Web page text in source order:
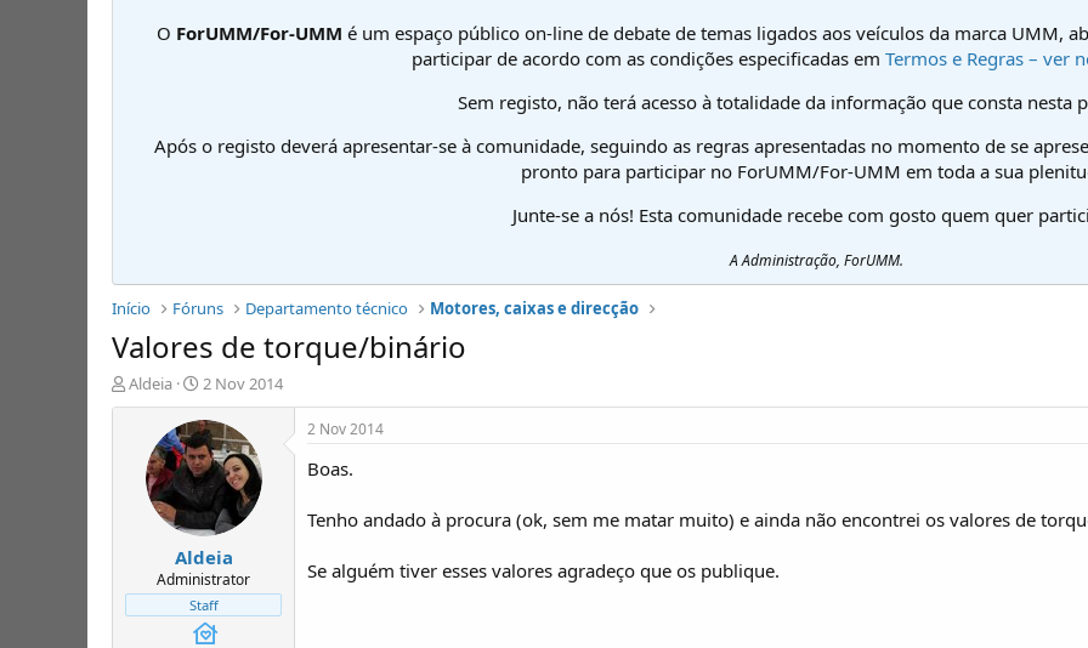
O ForUMM/For-UMM é um espaço público on-line de debate de temas ligados aos veículos da marca UMM,
participar de acordo com as condições especificadas em Termos e Regras – ver
Sem registo, não terá acesso à totalidade da informação que consta nesta
Após o registo deverá apresentar-se à comunidade, seguindo as regras apresentadas no momento de se
pronto para participar no ForUMM/For-UMM em toda a sua
Junte-se a nós! Esta comunidade recebe com gosto quem quer
A Administração, ForUMM.
Início Fóruns Departamento técnico Motores, caixas e direcção
Valores de torque/binário
I
n
e
T
Aldeia
D
a
t
a
d
e
i
n
í
c
i
o
2 Nov 2014
Aldeia
Administrator
Staff
2 Nov 2014
Boas.
Tenho andado à procura (ok, sem me matar muito) e ainda não encontrei os valores de
Se alguém tiver esses valores agradeço que os publique.